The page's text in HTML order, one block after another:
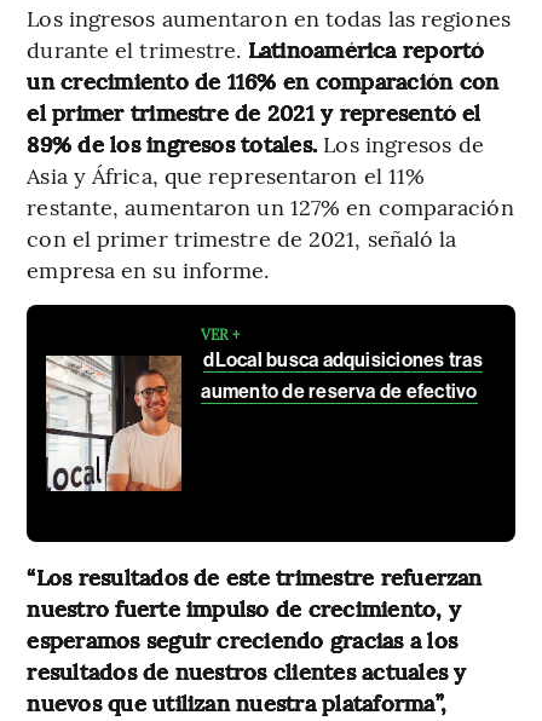
Los ingresos aumentaron en todas las regiones
durante el trimestre. Latinoamérica reportó
un crecimiento de 116% en comparación con
el primer trimestre de 2021 y representó el
89% de los ingresos totales. Los ingresos de
Asia y África, que representaron el 11%
restante, aumentaron un 127% en comparación
con el primer trimestre de 2021, señaló la
empresa en su informe.
VER +
dLocal busca adquisiciones tras
aumento de reserva de efectivo
“Los resultados de este trimestre refuerzan
nuestro fuerte impulso de crecimiento, y
esperamos seguir creciendo gracias a los
resultados de nuestros clientes actuales y
nuevos que utilizan nuestra plataforma”,